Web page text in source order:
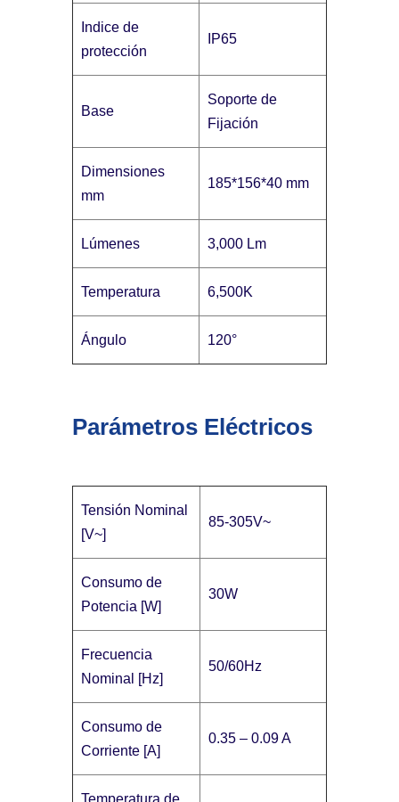
Indice de
protección
IP65
Base
Soporte de
Fijación
Dimensiones
mm
185*156*40 mm
Lúmenes 3,000 Lm
Temperatura 6,500K
Ángulo 120°
Parámetros Eléctricos
Tensión Nominal
[V~]
85-305V~
Consumo de
Potencia [W]
30W
Frecuencia
Nominal [Hz]
50/60Hz
Consumo de
Corriente [A]
0.35 – 0.09 A
Temperatura de